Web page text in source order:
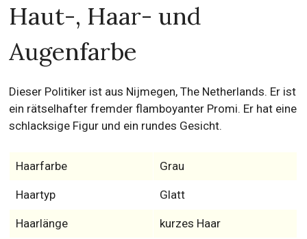
Haut-, Haar- und
Augenfarbe
Dieser Politiker ist aus Nijmegen, The Netherlands. Er ist
ein rätselhafter fremder flamboyanter Promi. Er hat eine
schlacksige Figur und ein rundes Gesicht.
Haarfarbe Grau
Haartyp Glatt
Haarlänge kurzes Haar